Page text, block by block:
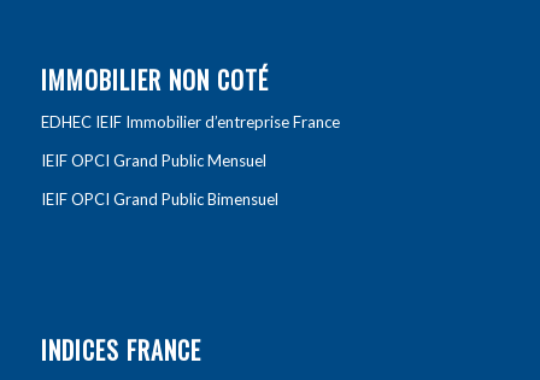
IMMOBILIER NON COTÉ
EDHEC IEIF Immobilier d’entreprise France
IEIF OPCI Grand Public Mensuel
IEIF OPCI Grand Public Bimensuel
INDICES FRANCE